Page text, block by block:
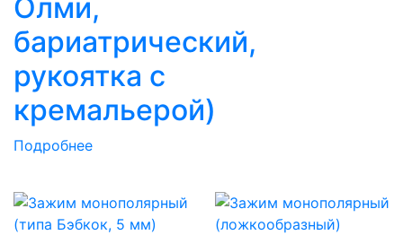
Олми,
бариатрический,
рукоятка с
кремальерой)
Подробнее